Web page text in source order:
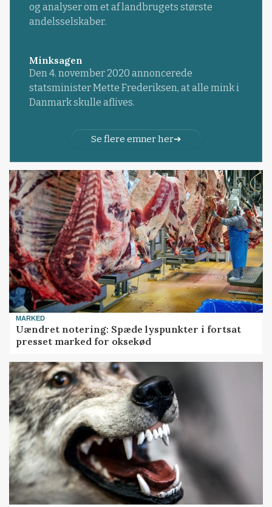
og analyser om et af landbrugets største
andelsselskaber.
Minksagen
Den 4. november 2020 annoncerede
statsminister Mette Frederiksen, at alle mink i
Danmark skulle aflives.
Se flere emner her
MARKED
Uændret notering: Spæde lyspunkter i fortsat
presset marked for oksekød